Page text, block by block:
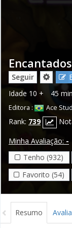
Seguir
Idade 10 + 45 min
Editora : Ace
Rank: 739
Minha Avaliação: -
Tenho (932)
Favorito (54)
Resumo